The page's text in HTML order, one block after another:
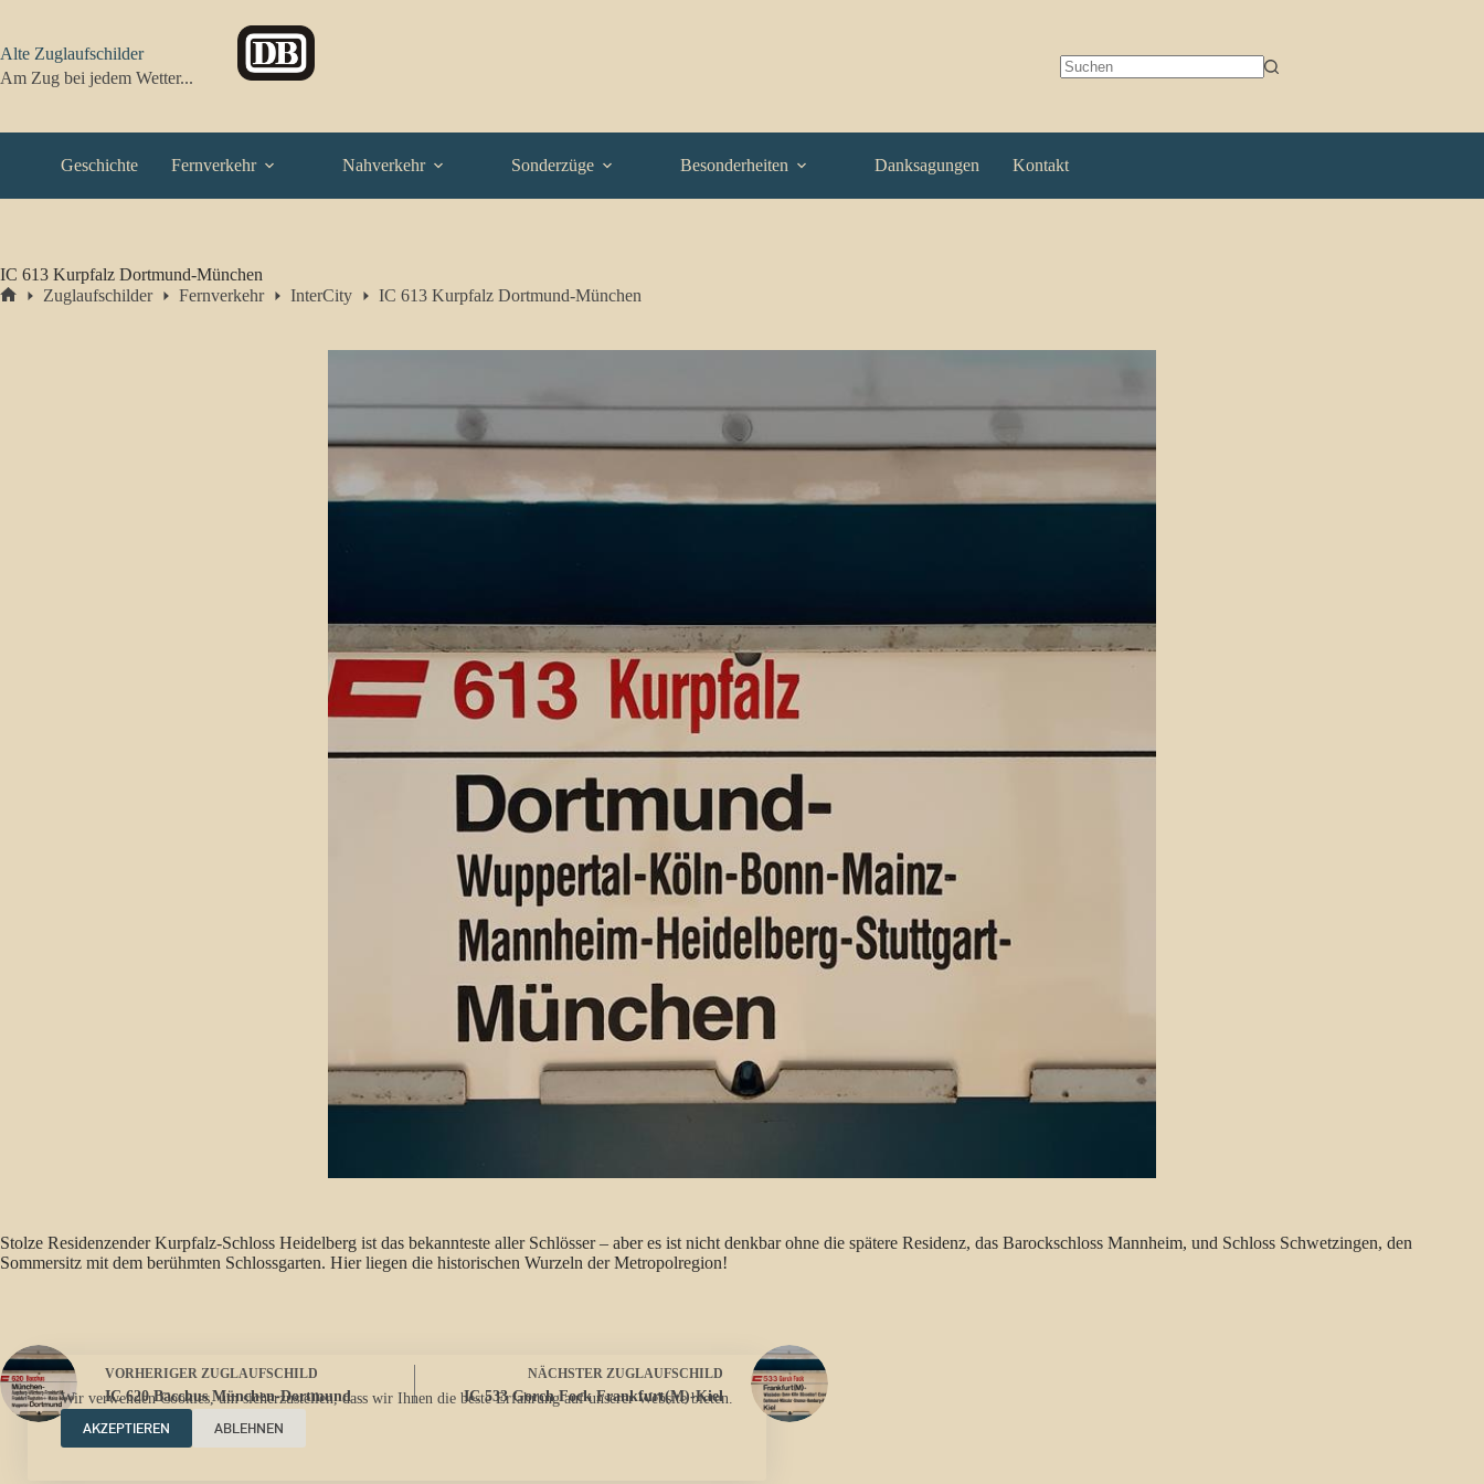
springen
Wir verwenden Cookies, um sicherzustellen, dass wir Ihnen die beste Erfahrung auf unserer Website bieten.
AKZEPTIEREN
ABLEHNEN
Alte Zuglaufschilder
Am Zug bei jedem Wetter...
Geschichte Fernverkehr Nahverkehr Sonderzüge Besonderheiten Danksagungen Kontakt
IC 613 Kurpfalz Dortmund-München
Zuglaufschilder Fernverkehr InterCity IC 613 Kurpfalz Dortmund-München
Stolze Residenzender Kurpfalz-Schloss Heidelberg ist das bekannteste aller Schlösser – aber es ist nicht denkbar ohne die spätere Residenz, das Barockschloss Mannheim, und Schloss Schwetzingen, den
Sommersitz mit dem berühmten Schlossgarten. Hier liegen die historischen Wurzeln der Metropolregion!
VORHERIGER ZUGLAUFSCHILD
IC 620 Bacchus München-Dortmund
NÄCHSTER ZUGLAUFSCHILD
IC 533 Gorch Fock Frankfurt(M)-Kiel